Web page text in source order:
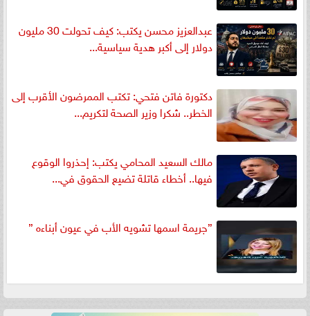
عبدالعزيز محسن يكتب: كيف تحولت 30 مليون
دولار إلى أكبر هدية سياسية...
دكتورة فاتن فتحي: تكتب الممرضون الأقرب إلى
الخطر.. شكرا وزير الصحة لتكريم...
مالك السعيد المحامي يكتب: إحذروا الوقوع
فيها.. أخطاء قاتلة تضيع الحقوق في...
”جريمة اسمها تشويه الأب في عيون أبناءه ”